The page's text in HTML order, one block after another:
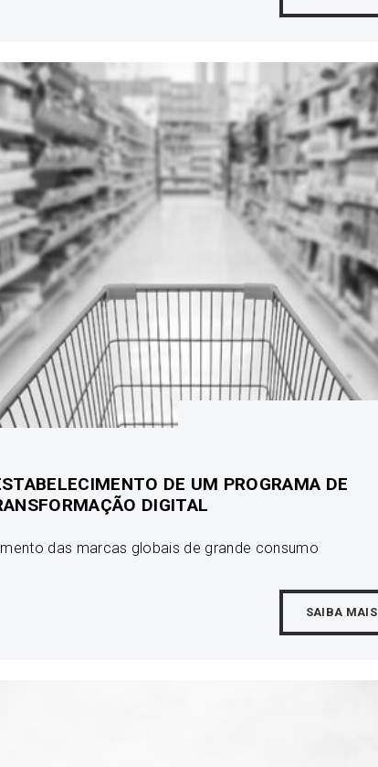
DE UM PROGRAMA DE
DIGITAL
das marcas globais de grande consumo
SAIBA MAIS